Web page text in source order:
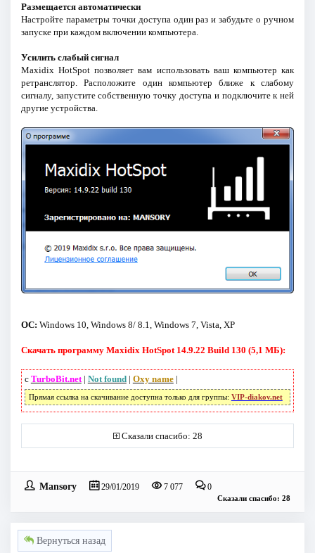
Размещается автоматически
Настройте параметры точки доступа один раз и забудьте о ручном
запуске при каждом включении компьютера.
Усилить слабый сигнал
Maxidix HotSpot позволяет вам использовать ваш компьютер как
ретранслятор. Расположите один компьютер ближе к слабому
сигналу, запустите собственную точку доступа и подключите к ней
другие устройства.
ОС: Windows 10, Windows 8/ 8.1, Windows 7, Vista, XP
Скачать программу Maxidix HotSpot 14.9.22 Build 130 (5,1 МБ):
с TurboBit.net| Not found| Oxy name|
Прямая ссылка на скачивание доступна только для группы: VIP-diakov.net
Сказали спасибо: 28
Mansory 29/01/2019 7 077 0
Сказали спасибо: 28
Вернуться назад